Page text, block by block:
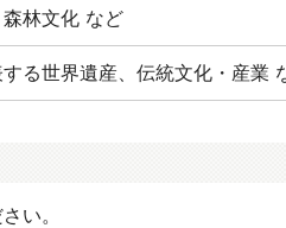
林文化 など
る世界遺産、伝統文化・産業
い。